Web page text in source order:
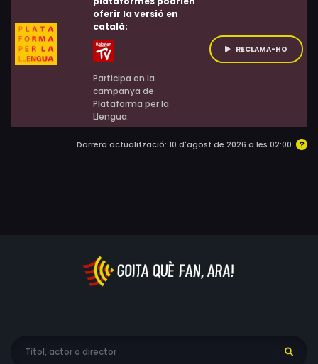
activistes. Finalment, un advocat gai, l'Steven Goldstein,
es compromet amb la causa.
oferir la versió en
català:
Participa en la
campanya de
Plataforma per la
Llengua.
RECLAMA-HO
Darrera actualització: 10 d'agost de 2026 a les 02:00